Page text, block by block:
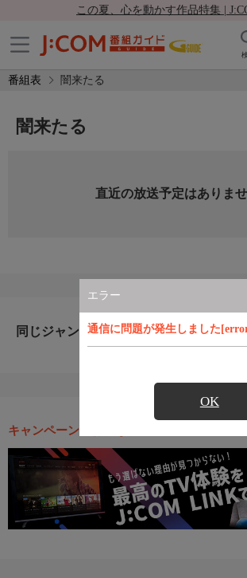
この夏、心を動かす作品特集 |
番組表 闇来たる
エラー
通信に問題が発生しました
OK
闇来たる
直近の放送予定はありま
同じジャンルのおすすめ番組
キャンペーン・お得な情報